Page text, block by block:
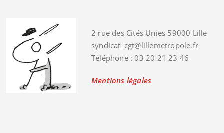
2 rue des Cités Unies 59000 Lille
syndicat_cgt@lillemetropole.fr
Téléphone : 03 20 21 23 46
Mentions légales